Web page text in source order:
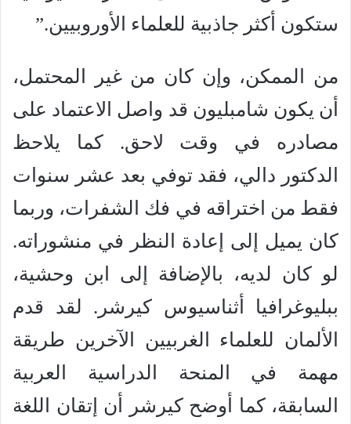
ستكون أكثر جاذبية للعلماء الأوروبيين.”
من الممكن، وإن كان من غير المحتمل،
أن يكون شامبليون قد واصل الاعتماد على
مصادره في وقت لاحق. كما يلاحظ
الدكتور دالي، فقد توفي بعد عشر سنوات
فقط من اختراقه في فك الشفرات، وربما
كان يميل إلى إعادة النظر في منشوراته.
لو كان لديه، بالإضافة إلى ابن وحشية،
ببليوغرافيا أثناسيوس كيرشر. لقد قدم
الألمان للعلماء الغربيين الآخرين طريقة
مهمة في المنحة الدراسية العربية
السابقة، كما أوضح كيرشر أن إتقان اللغة